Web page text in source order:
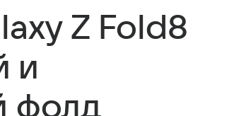
Z Fold8
и
фолд